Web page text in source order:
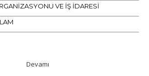
VE İŞ İDARESİ
Devamı